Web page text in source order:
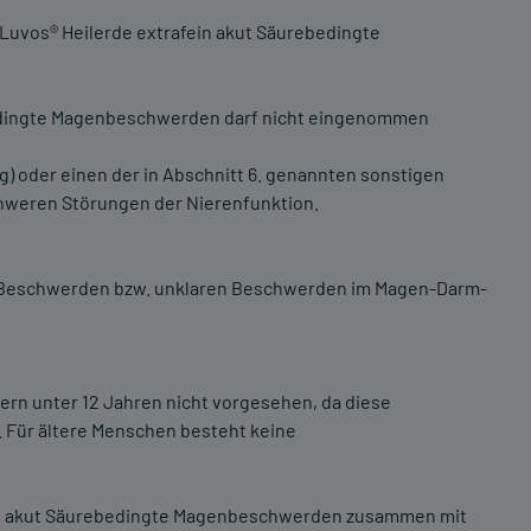
Heilerde extrafein akut Säurebedingte
Magenbeschwerden darf nicht eingenommen
oder einen der in Abschnitt 6. genannten sonstigen
Störungen der Nierenfunktion.
bzw. unklaren Beschwerden im Magen-Darm-
unter 12 Jahren nicht vorgesehen, da diese
ältere Menschen besteht keine
Säurebedingte Magenbeschwerden zusammen mit